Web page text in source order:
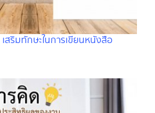
สริมทักษะในการเขียนหนังสือ